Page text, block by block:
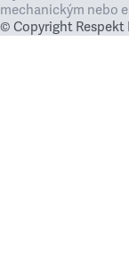
mechanickým nebo
© Copyright Respekt